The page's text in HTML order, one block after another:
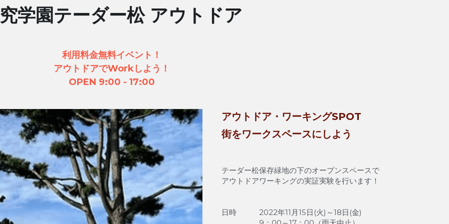
学園テーダー松 アウトドア
利用料金無料イベント！
アウトドアでWorkしよう！
OPEN 9:00 - 17:00
アウトドア・ワーキングSPOT
街をワークスペースにしよう
テーダー松保存緑地の下のオープンスペースで
アウトドアワーキングの実証実験を行います！
日時　　　2022年11月15日(火)～18日(金)